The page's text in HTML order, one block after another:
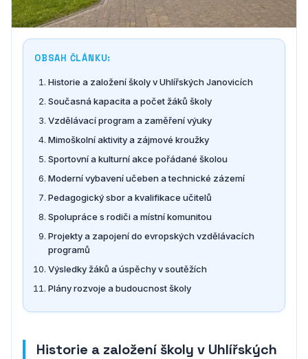
OBSAH ČLÁNKU:
Historie a založení školy v Uhlířských Janovicích
Současná kapacita a počet žáků školy
Vzdělávací program a zaměření výuky
Mimoškolní aktivity a zájmové kroužky
Sportovní a kulturní akce pořádané školou
Moderní vybavení učeben a technické zázemí
Pedagogický sbor a kvalifikace učitelů
Spolupráce s rodiči a místní komunitou
Projekty a zapojení do evropských vzdělávacích
programů
Výsledky žáků a úspěchy v soutěžích
Plány rozvoje a budoucnost školy
Historie a založení školy v Uhlířských